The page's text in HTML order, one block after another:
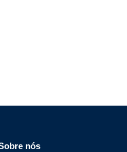
nós